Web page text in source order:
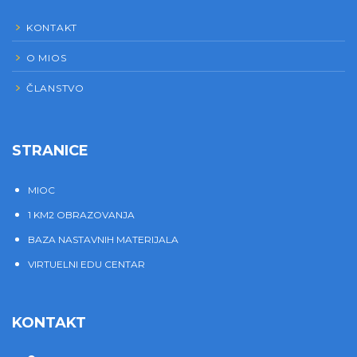
KONTAKT
O MIOS
ČLANSTVO
STRANICE
MIOC
1 KM2 OBRAZOVANJA
BAZA NASTAVNIH MATERIJALA
VIRTUELNI EDU CENTAR
KONTAKT